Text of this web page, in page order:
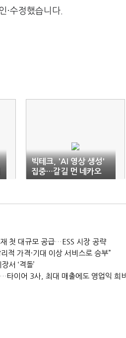
·수정했습니다.
빅테크, 'AI 영상 생성'
집중…갈길 먼 네카오
첫 대규모 공급…ESS 시장 공략
적 가격·기대 이상 서비스로 승부”
서 ‘격돌’
타이어 3사, 최대 매출에도 영업익 희비